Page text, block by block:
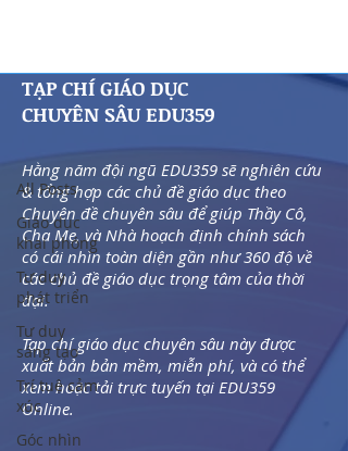
EDU359 ONLINE
All Posts
Giáo dục
khai phóng
Tư duy
phát triển
Tư duy
sáng tạo
Trí tuệ cảm
xúc
Góc nhìn
Năng lực công nghệ số là gì?
4 min read
TẠP CHÍ GIÁO DỤC
​CHUYÊN SÂU EDU359
Hằng năm đội ngũ EDU359 sẽ nghiên cứu
& tổng hợp các chủ đề giáo dục theo
Chuyên đề chuyên sâu để giúp Thầy Cô,
Cha Mẹ, và Nhà hoạch định chính sách
có cái nhìn toàn diện gần như 360 độ về
các chủ đề giáo dục trọng tâm của thời
đại.
Tạp chí giáo dục chuyên sâu này được
xuất bản bản mềm, miễn phí, và có thể
xem hoặc tải trực tuyến tại EDU359
Online.